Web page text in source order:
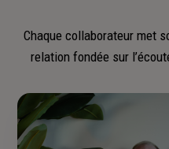
Chaque collaborateur met
relation fondée sur